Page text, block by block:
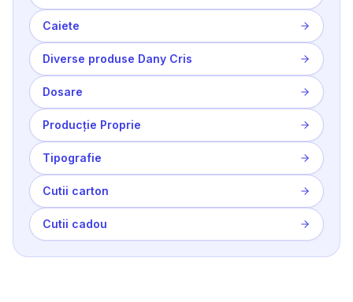
Caiete
Diverse produse Dany Cris
Dosare
Producție Proprie
Tipografie
Cutii carton
Cutii cadou